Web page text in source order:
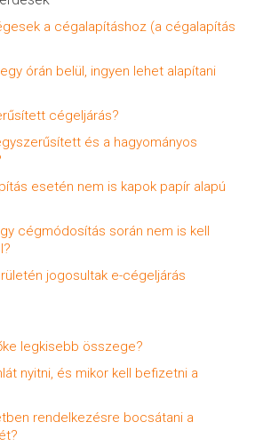
a cégalapításhoz (a cégalapítás
órán belül, ingyen lehet alapítani
cégeljárás?
és a hagyományos
esetén nem is kapok papír alapú
cégmódosítás során nem is kell
jogosultak e-cégeljárás
legkisebb összege?
nyitni, és mikor kell befizetni a
rendelkezésre bocsátani a